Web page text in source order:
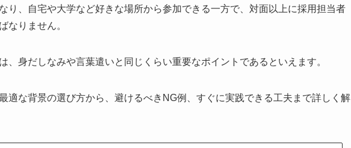
り、自宅や大学など好きな場所から参加できる一方で、対面以上に採用担当者
なりません。
、身だしなみや言葉遣いと同じくらい重要なポイントであるといえます。
適な背景の選び方から、避けるべきNG例、すぐに実践できる工夫まで詳しく解